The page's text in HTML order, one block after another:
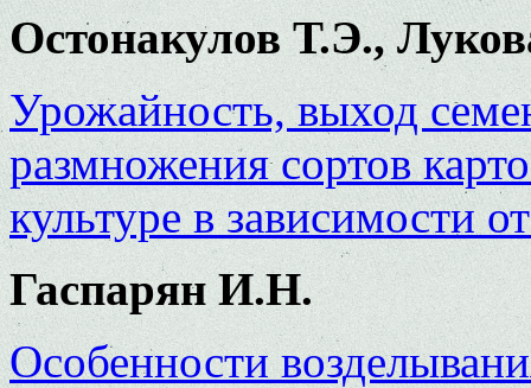
Остонакулов Т.Э.,
Урожайность, выход
размножения сортов
культуре в зависимости
Гаспарян И.Н.
Особенности